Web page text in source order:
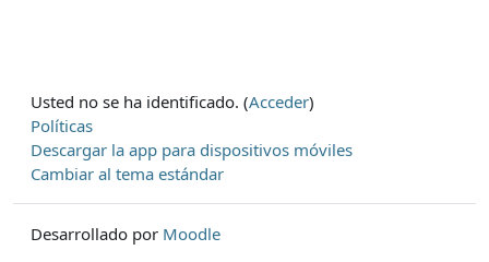
Usted no se ha identificado. (Acceder)
Políticas
Descargar la app para dispositivos móviles
Cambiar al tema estándar
Desarrollado por Moodle